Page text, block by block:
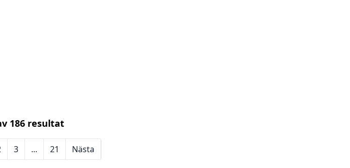
186 resultat
3 ... 21 Nästa